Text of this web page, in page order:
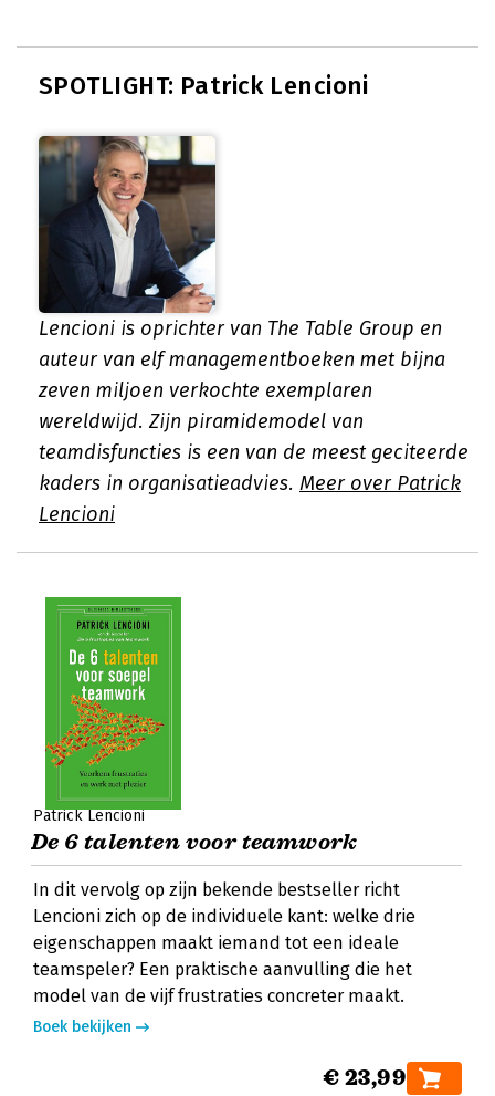
SPOTLIGHT: Patrick Lencioni
Lencioni is oprichter van The Table Group en
auteur van elf managementboeken met bijna
zeven miljoen verkochte exemplaren
wereldwijd. Zijn piramidemodel van
teamdisfuncties is een van de meest geciteerde
kaders in organisatieadvies. Meer over Patrick
Lencioni
Patrick Lencioni
De 6 talenten voor teamwork
In dit vervolg op zijn bekende bestseller richt
Lencioni zich op de individuele kant: welke drie
eigenschappen maakt iemand tot een ideale
teamspeler? Een praktische aanvulling die het
model van de vijf frustraties concreter maakt.
Boek bekijken
€ 23,99